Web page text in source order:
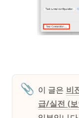
📎 이 글은 비
급/실전 (